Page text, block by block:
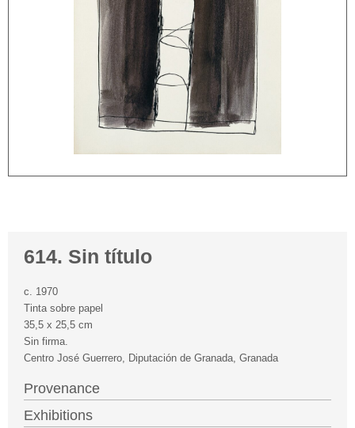
614. Sin título
c. 1970
Tinta sobre papel
35,5 x 25,5 cm
Sin firma.
Centro José Guerrero, Diputación de Granada, Granada
Provenance
Exhibitions